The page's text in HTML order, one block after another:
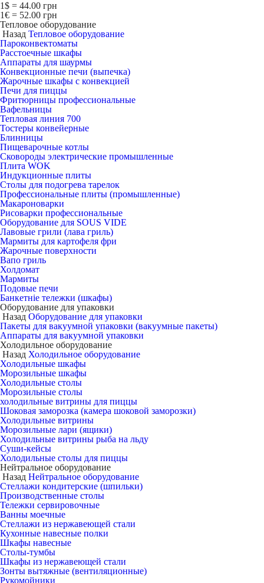
1$ = 44.00 грн
1€ = 52.00 грн
Тепловое оборудование
Назад Тепловое оборудование
Пароконвектоматы
Расcтоечные шкафы
Аппараты для шаурмы
Конвекционные печи (выпечка)
Жарочные шкафы с конвекцией
Печи для пиццы
Фритюрницы профессиональные
Вафельницы
Тепловая линия 700
Тостеры конвейерные
Блинницы
Пищеварочные котлы
Сковороды электрические промышленные
Плита WOK
Индукционные плиты
Столы для подогрева тарелок
Профессиональные плиты (промышленные)
Макароноварки
Рисоварки профессиональные
Оборудование для SOUS VIDE
Лавовые грили (лава гриль)
Мармиты для картофеля фри
Жарочные поверхности
Вапо гриль
Холдомат
Мармиты
Подовые печи
Банкетніе тележки (шкафы)
Оборудование для упаковки
Назад Оборудование для упаковки
Пакеты для вакуумной упаковки (вакуумные пакеты)
Аппараты для вакуумной упаковки
Холодильное оборудование
Назад Холодильное оборудование
Холодильные шкафы
Морозильные шкафы
Холодильные столы
Морозильные столы
холодильные витрины для пиццы
Шоковая заморозка (камера шоковой заморозки)
Холодильные витрины
Морозильные лари (ящики)
Холодильные витрины рыба на льду
Суши-кейсы
Холодильные столы для пиццы
Нейтральное оборудование
Назад Нейтральное оборудование
Стеллажи кондитерские (шпильки)
Производственные столы
Тележки сервировочные
Ванны моечные
Стеллажи из нержавеющей стали
Кухонные навесные полки
Шкафы навесные
Столы-тумбы
Шкафы из нержавеющей стали
Зонты вытяжные (вентиляционные)
Рукомойники